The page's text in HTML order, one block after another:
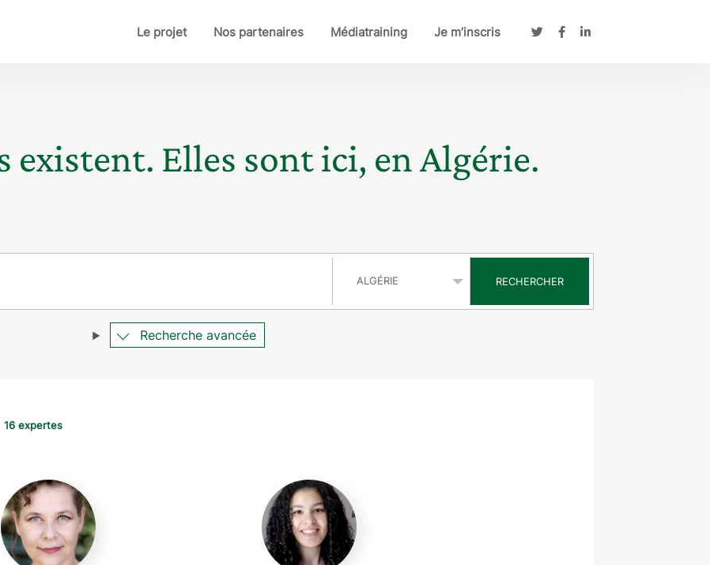
Le projet Nos partenaires Médiatraining Je m’inscris
existent. Elles sont ici, en Algérie.
RECHERCHER
Recherche avancée
16 expertes
Sophie
Lacour
Amandine
Mayima